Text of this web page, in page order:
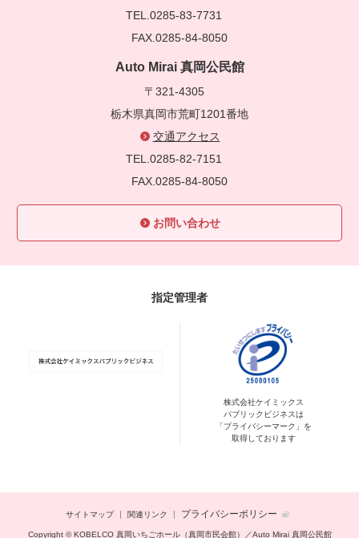
TEL.0285-83-7731
FAX.0285-84-8050
Auto Mirai 真岡公民館
〒321-4305
栃木県真岡市荒町1201番地
交通アクセス
TEL.0285-82-7151
FAX.0285-84-8050
お問い合わせ
指定管理者
株式会社ケイミックス
パブリックビジネスは
「プライバシーマーク」を
取得しております
サイトマップ 関連リンク プライバシーポリシー
Copyright © KOBELCO 真岡いちごホール（真岡市民会館）／Auto Mirai 真岡公民館